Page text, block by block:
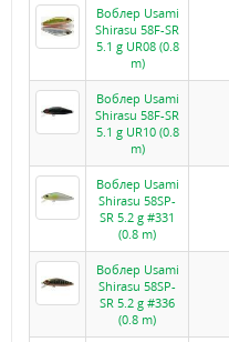
Воблер Usami
Shirasu 58F-SR
5.1 g UR08 (0.8
m)
Воблер Usami
Shirasu 58F-SR
5.1 g UR10 (0.8
m)
Воблер Usami
Shirasu 58SP-
SR 5.2 g #331
(0.8 m)
Воблер Usami
Shirasu 58SP-
SR 5.2 g #336
(0.8 m)